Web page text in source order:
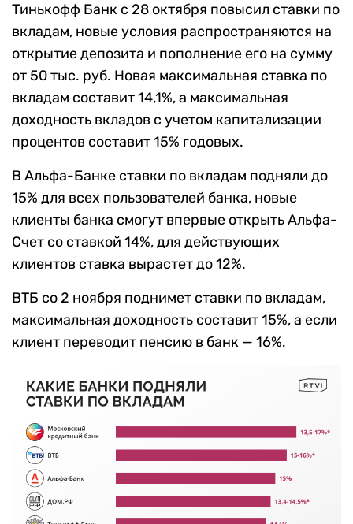
Тинькофф Банк с 28 октября повысил ставки по
вкладам, новые условия распространяются на
открытие депозита и пополнение его на сумму
от 50 тыс. руб. Новая максимальная ставка по
вкладам составит 14,1%, а максимальная
доходность вкладов с учетом капитализации
процентов составит 15% годовых.
В Альфа-Банке ставки по вкладам подняли до
15% для всех пользователей банка, новые
клиенты банка смогут впервые открыть Альфа-
Счет со ставкой 14%, для действующих
клиентов ставка вырастет до 12%.
ВТБ со 2 ноября поднимет ставки по вкладам,
максимальная доходность составит 15%, а если
клиент переводит пенсию в банк — 16%.